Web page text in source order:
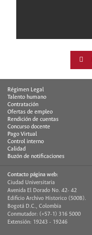
Régimen Legal
Talento humano
Contratación
Ofertas de empleo
Rendición de cuentas
Concurso docente
Pago Virtual
Control interno
Calidad
Buzón de notificaciones
Contacto página web:
Ciudad Universitaria
Avenida El Dorado No. 42- 42
Edificio Archivo Historico (500B).
Bogotá D.C., Colombia
Conmutador: (+57-1) 316 5000
Extensión: 19243 - 19246